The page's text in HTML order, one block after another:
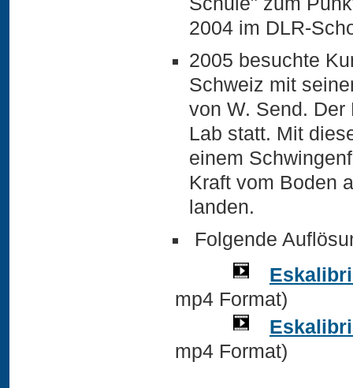
2004 im DLR-
2005 besuchte
Schweiz mit
von W. Send.
Lab statt. Mit
einem
Kraft vom Boden
landen.
Folgende
mp4 Format)
mp4 Format)